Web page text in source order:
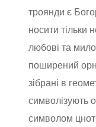
троянди є
носити тільки
любові та
поширений
зібрані в
символізують
символом